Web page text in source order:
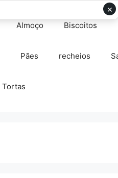
Almoço Biscoitos
Pães recheios
Tortas
×